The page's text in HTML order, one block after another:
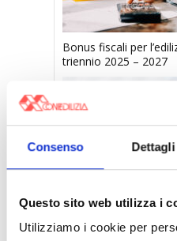
Consenso Dettagli
Questo sito web utilizza i
Utilizziamo i cookie per
Bonus fiscali per
triennio 2025 – 2027